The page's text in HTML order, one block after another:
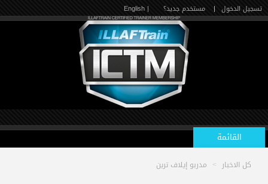
تسجيل الدخول | مستخدم جديد؟ | English
القائمة
الرئيسية
كل الاخبار > مدربو إيلاف ترين